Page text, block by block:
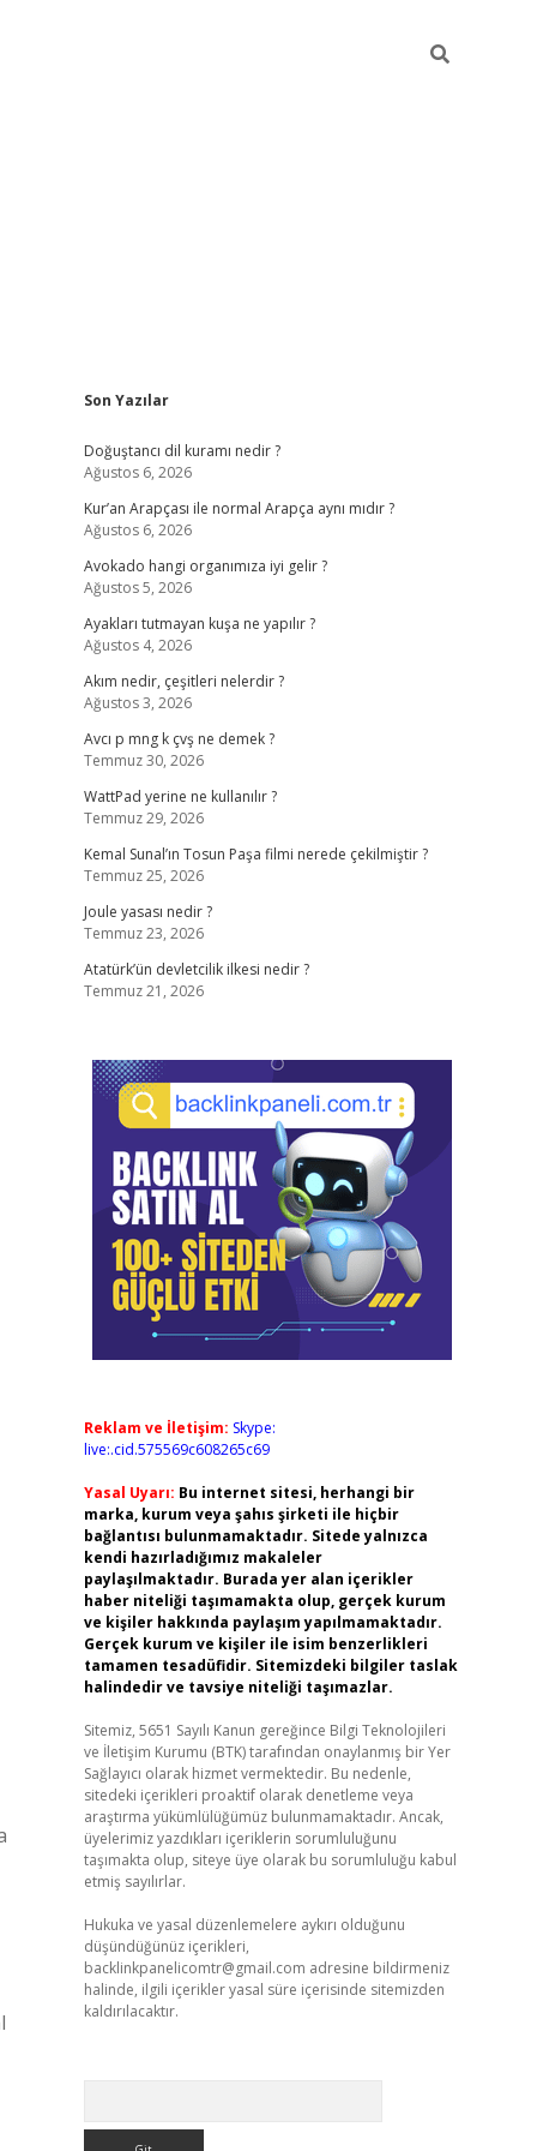
Sidebar
Son Yazılar
Doğuştancı dil kuramı nedir ?
Ağustos 6, 2026
Kur’an Arapçası ile normal Arapça aynı mıdır ?
Ağustos 6, 2026
Avokado hangi organımıza iyi gelir ?
Ağustos 5, 2026
Ayakları tutmayan kuşa ne yapılır ?
Ağustos 4, 2026
Akım nedir, çeşitleri nelerdir ?
Ağustos 3, 2026
Avcı p mng k çvş ne demek ?
Temmuz 30, 2026
WattPad yerine ne kullanılır ?
Temmuz 29, 2026
Kemal Sunal’ın Tosun Paşa filmi nerede çekilmiştir ?
Temmuz 25, 2026
Joule yasası nedir ?
Temmuz 23, 2026
Atatürk’ün devletcilik ilkesi nedir ?
Temmuz 21, 2026
Reklam ve İletişim: Skype:
live:.cid.575569c608265c69
Yasal Uyarı: Bu internet sitesi, herhangi bir
marka, kurum veya şahıs şirketi ile hiçbir
bağlantısı bulunmamaktadır. Sitede yalnızca
kendi hazırladığımız makaleler
paylaşılmaktadır. Burada yer alan içerikler
haber niteliği taşımamakta olup, gerçek kurum
ve kişiler hakkında paylaşım yapılmamaktadır.
Gerçek kurum ve kişiler ile isim benzerlikleri
tamamen tesadüfidir. Sitemizdeki bilgiler taslak
halindedir ve tavsiye niteliği taşımazlar.
Sitemiz, 5651 Sayılı Kanun gereğince Bilgi Teknolojileri
ve İletişim Kurumu (BTK) tarafından onaylanmış bir Yer
Sağlayıcı olarak hizmet vermektedir. Bu nedenle,
sitedeki içerikleri proaktif olarak denetleme veya
araştırma yükümlülüğümüz bulunmamaktadır. Ancak,
üyelerimiz yazdıkları içeriklerin sorumluluğunu
taşımakta olup, siteye üye olarak bu sorumluluğu kabul
etmiş sayılırlar.
Hukuka ve yasal düzenlemelere aykırı olduğunu
düşündüğünüz içerikleri,
backlinkpanelicomtr@gmail.com adresine bildirmeniz
halinde, ilgili içerikler yasal süre içerisinde sitemizden
kaldırılacaktır.